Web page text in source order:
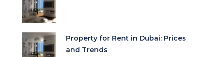
Property for Rent in Dubai: Prices
and Trends